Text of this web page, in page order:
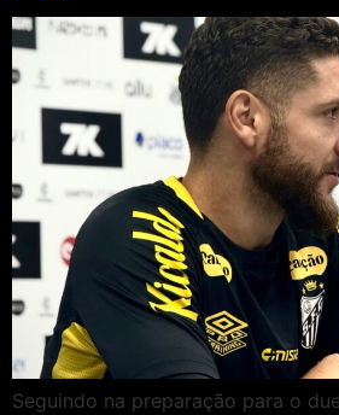
Seguindo na preparação para o